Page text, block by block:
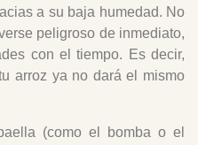
a su baja humedad. No
peligroso de inmediato,
con el tiempo. Es decir,
arroz ya no dará el mismo
(como el bomba o el